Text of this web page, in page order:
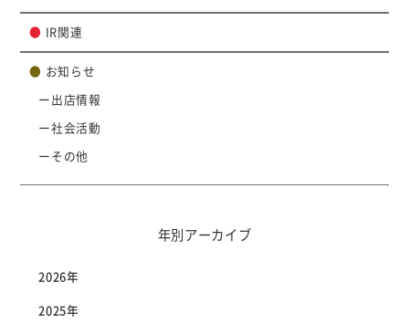
● IR関連
● お知らせ
出店情報
社会活動
その他
年別アーカイブ
2026年
2025年